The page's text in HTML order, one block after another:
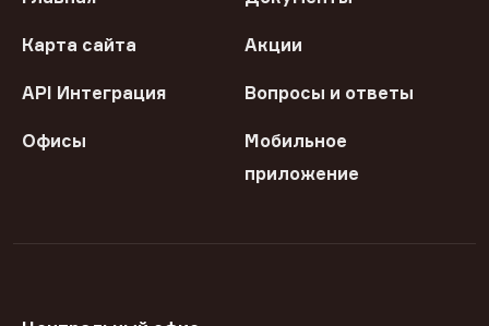
Карта сайта Акции
API Интеграция Вопросы и ответы
Офисы
Мобильное
приложение